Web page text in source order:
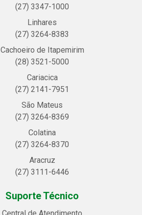
(27) 3347-1000
Linhares
(27) 3264-8383
Cachoeiro de Itapemirim
(28) 3521-5000
Cariacica
(27) 2141-7951
São Mateus
(27) 3264-8369
Colatina
(27) 3264-8370
Aracruz
(27) 3111-6446
Suporte Técnico